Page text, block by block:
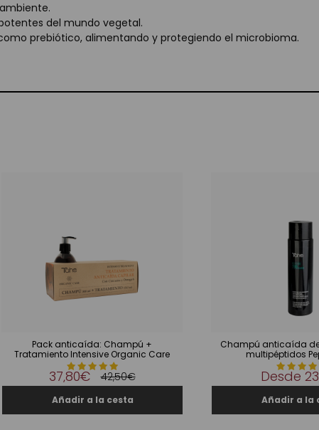
del mundo vegetal.
prebiótico, alimentando y protegiendo el microbioma.
Pack anticaída: Champú +
Tratamiento Intensive Organic Care
37,80€ 42,50€
Champú anticaída
multipéptidos
Desde